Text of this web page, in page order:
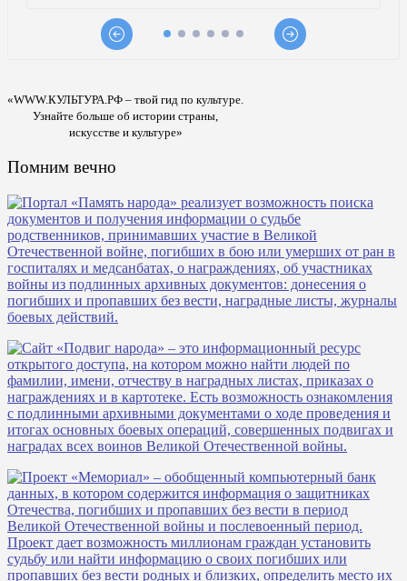
«WWW.КУЛЬТУРА.РФ – твой гид по культуре.
Узнайте больше об истории страны,
искусстве и культуре»
Помним вечно